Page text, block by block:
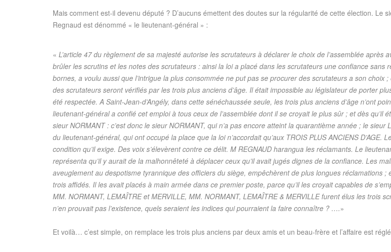
Mais comment est-il devenu député ? D’aucuns émettent des doutes sur la régularité de cette élection. Le
Regnaud est dénommé « le lieutenant-général » :
« L’article 47 du règlement de sa majesté autorise les scrutateurs à déclarer le choix de l’assemblée
brûler les scrutins et les notes des scrutateurs : ainsi la loi a placé dans les scrutateurs une confiance
bornes, a voulu aussi que l’intrigue la plus consommée ne put pas se procurer des scrutateurs a son
des scrutateurs seront vérifiés par les trois plus anciens d’âge. Il était impossible au législateur de porter
été respectée. A Saint-Jean-d’Angély, dans cette sénéchaussée seule, les trois plus anciens d’âge n’ont
lieutenant-général a confié cet emploi à tous ceux de l’assemblée dont il se croyait le plus sûr ; et dès qu’il
sieur NORMANT : c’est donc le sieur NORMANT, qui n’a pas encore atteint la quarantième année ; le
du lieutenant-général, qui ont occupé la place que la loi n’accordait qu’aux TROIS PLUS ANCIENS D’AGE.
condition qu’il exige. Des voix s’élevèrent contre ce délit. M REGNAUD harangua les réclamants. Le
représenta qu’il y aurait de la malhonnêteté à déplacer ceux qu’il avait jugés dignes de la confiance. Les
aveuglement au despotisme tyrannique des officiers du siège, empêchèrent de plus longues réclamations
trois affidés. Il les avait placés à main armée dans ce premier poste, parce qu’il les croyait capables de
MM. NORMANT, LEMAÎTRE et MERVILLE, MM. NORMANT, LEMAÎTRE & MERVILLE furent élus les trois
n’en prouvait pas l’existence, quels seraient les indices qui pourraient la faire connaître ? ….»
Et voilà… c’est simple, on remplace les trois plus anciens par deux amis et un beau-frère et l’affaire est